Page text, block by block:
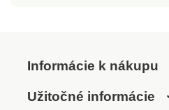
Informácie k nákupu
Užitočné informácie